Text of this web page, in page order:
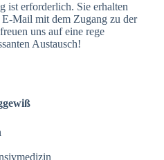
ist erforderlich. Sie erhalten
Mail mit dem Zugang zu der
uns auf eine rege
Austausch!